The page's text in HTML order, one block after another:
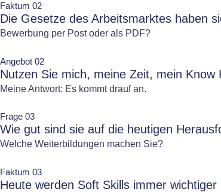
Faktum 02
Die Gesetze des Arbeitsmarktes haben
Bewerbung per Post oder als PDF?
Angebot 02
Nutzen Sie mich, meine Zeit, mein Know
Meine Antwort: Es kommt drauf an.
Frage 03
Wie gut sind sie auf die heutigen
Welche Weiterbildungen machen Sie?
Faktum 03
Heute werden Soft Skills immer wichtiger